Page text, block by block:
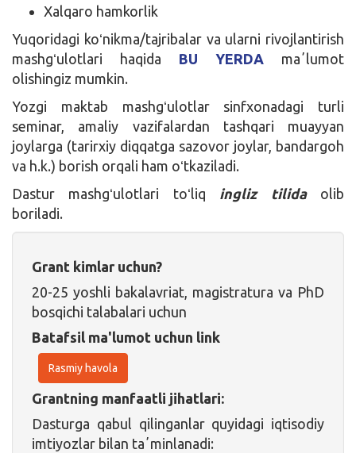
Xalqaro hamkorlik
Yuqoridagi koʻnikma/tajribalar va ularni rivojlantirish
mashgʻulotlari haqida BU YERDA maʼlumot
olishingiz mumkin.
Yozgi maktab mashgʻulotlar sinfxonadagi turli
seminar, amaliy vazifalardan tashqari muayyan
joylarga (tarirxiy diqqatga sazovor joylar, bandargoh
va h.k.) borish orqali ham oʻtkaziladi.
Dastur mashgʻulotlari toʻliq ingliz tilidaolib
boriladi.
Grant kimlar uchun?
20-25 yoshli bakalavriat, magistratura va PhD
bosqichi talabalari uchun
Batafsil ma'lumot uchun link
Rasmiy havola
Grantning manfaatli jihatlari:
Dasturga qabul qilinganlar quyidagi iqtisodiy
imtiyozlar bilan taʼminlanadi: